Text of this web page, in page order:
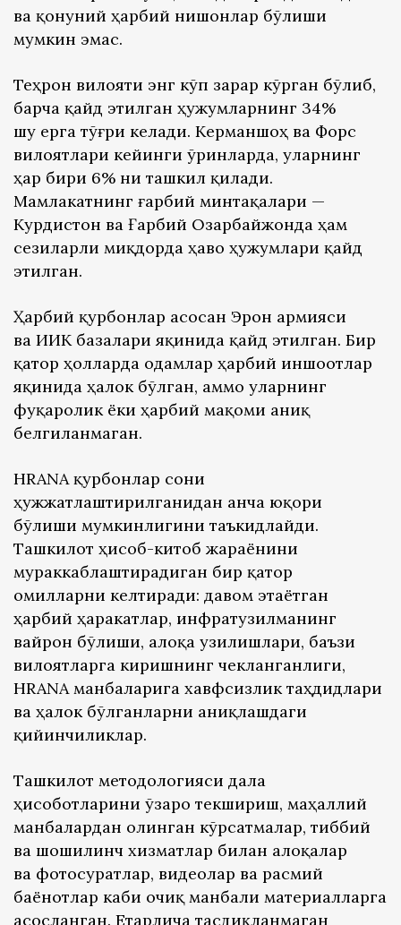
ва қонуний ҳарбий нишонлар бўлиши
мумкин эмас.
Теҳрон вилояти энг кўп зарар кўрган бўлиб,
барча қайд этилган ҳужумларнинг 34%
шу ерга тўғри келади. Керманшоҳ ва Форс
вилоятлари кейинги ўринларда, уларнинг
ҳар бири 6% ни ташкил қилади.
Мамлакатнинг ғарбий минтақалари —
Курдистон ва Ғарбий Озарбайжонда ҳам
сезиларли миқдорда ҳаво ҳужумлари қайд
этилган.
Ҳарбий қурбонлар асосан Эрон армияси
ва ИИҚК базалари яқинида қайд этилган. Бир
қатор ҳолларда одамлар ҳарбий иншоотлар
яқинида ҳалок бўлган, аммо уларнинг
фуқаролик ёки ҳарбий мақоми аниқ
белгиланмаган.
HRANA қурбонлар сони
ҳужжатлаштирилганидан анча юқори
бўлиши мумкинлигини таъкидлайди.
Ташкилот ҳисоб-китоб жараёнини
мураккаблаштирадиган бир қатор
омилларни келтиради: давом этаётган
ҳарбий ҳаракатлар, инфратузилманинг
вайрон бўлиши, алоқа узилишлари, баъзи
вилоятларга киришнинг чекланганлиги,
HRANA манбаларига хавфсизлик таҳдидлари
ва ҳалок бўлганларни аниқлашдаги
қийинчиликлар.
Ташкилот методологияси дала
ҳисоботларини ўзаро текшириш, маҳаллий
манбалардан олинган кўрсатмалар, тиббий
ва шошилинч хизматлар билан алоқалар
ва фотосуратлар, видеолар ва расмий
баёнотлар каби очиқ манбали материалларга
асосланган. Етарлича тасдиқланмаган